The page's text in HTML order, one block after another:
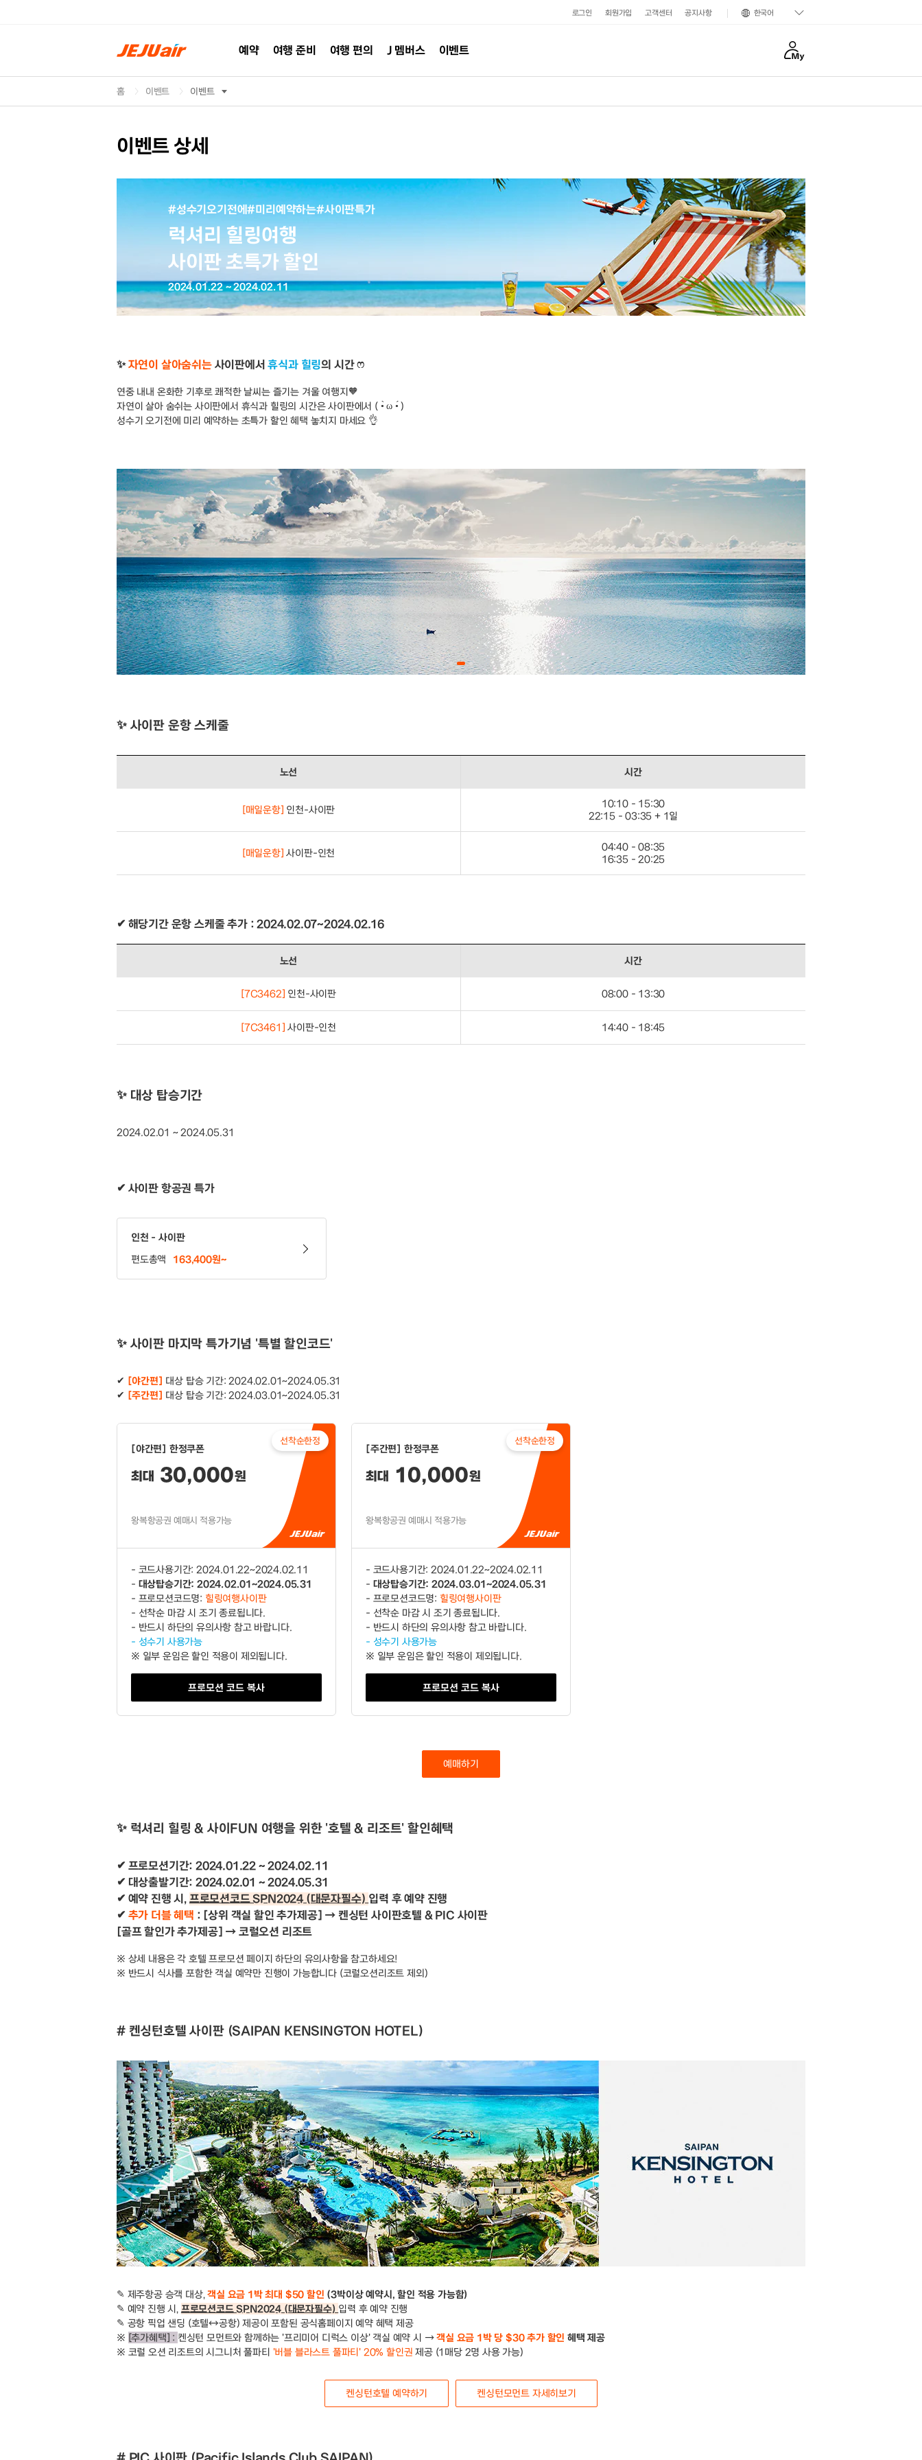
로그인 회원가입 고객센터 공지사항 한국어
예약 여행 준비 여행 편의 J 멤버스 이벤트
홈 이벤트 이벤트
이벤트 상세
#성수기오기전에#미리예약하는#사이판특가
럭셔리 힐링여행
사이판 초특가 할인
2024.01.22 ~ 2024.02.11
✨자연이 살아숨쉬는 사이판에서휴식과 힐링의 시간 ෆ
연중 내내 온화한 기후로 쾌적한 날씨는 즐기는 겨울 여행지🧡
자연이 살아 숨쉬는 사이판에서 휴식과 힐링의 시간은 사이판에서 ( •̀ ω •́ )
성수기 오기전에 미리 예약하는 초특가 할인 혜택 놓치지 마세요 👌
✨ 사이판 운항 스케줄
노선 시간
[매일운항] 인천-사이판
10:10 - 15:30
22:15 - 03:35 + 1일
[매일운항]사이판-인천
04:40 - 08:35
16:35 - 20:25
✔ 해당기간 운항 스케줄 추가 : 2024.02.07~2024.02.16
노선 시간
[7C3462] 인천-사이판 08:00 - 13:30
[7C3461]사이판-인천 14:40 - 18:45
✨ 대상 탑승기간
2024.02.01 ~ 2024.05.31
✔ 사이판 항공권 특가
인천 - 사이판
편도총액
163,400원~
✨ 사이판 마지막 특가기념 '특별 할인코드'
✔ [야간편] 대상 탑승 기간: 2024.02.01~2024.05.31
✔ [주간편] 대상 탑승 기간: 2024.03.01~2024.05.31
[야간편] 한정쿠폰
최대 30,000원
왕복항공권 예매시 적용가능
선착순한정
- 코드사용기간: 2024.01.22~2024.02.11
- 대상탑승기간: 2024.02.01~2024.05.31
- 프로모션코드명: 힐링여행사이판
- 선착순 마감 시 조기 종료됩니다.
- 반드시 하단의 유의사항 참고 바랍니다.
- 성수기 사용가능
※ 일부 운임은 할인 적용이 제외됩니다.
프로모션 코드 복사
[주간편] 한정쿠폰
최대 10,000원
왕복항공권 예매시 적용가능
선착순한정
- 코드사용기간: 2024.01.22~2024.02.11
- 대상탑승기간: 2024.03.01~2024.05.31
- 프로모션코드명: 힐링여행사이판
- 선착순 마감 시 조기 종료됩니다.
- 반드시 하단의 유의사항 참고 바랍니다.
- 성수기 사용가능
※ 일부 운임은 할인 적용이 제외됩니다.
프로모션 코드 복사
예매하기
✨ 럭셔리 힐링 & 사이FUN 여행을 위한 '호텔 & 리조트' 할인혜택
✔ 프로모션기간: 2024.01.22 ~ 2024.02.11
✔ 대상출발기간: 2024.02.01 ~ 2024.05.31
✔ 예약 진행 시, 프로모션코드 SPN2024 (대문자필수) 입력 후 예약 진행
✔ 추가 더블 혜택 : [상위 객실 할인 추가제공] → 켄싱턴 사이판호텔 & PIC 사이판
[골프 할인가 추가제공] → 코럴오션 리조트
※ 상세 내용은 각 호텔 프로모션 페이지 하단의 유의사항을 참고하세요!
※ 반드시 식사를 포함한 객실 예약만 진행이 가능합니다 (코럴오션리조트 제외)
# 켄싱턴호텔 사이판 (SAIPAN KENSINGTON HOTEL)
✎ 제주항공 승객 대상,객실 요금 1박 최대 $50 할인 (3박이상 예약시, 할인 적용 가능함)
✎ 예약 진행 시, 프로모션코드 SPN2024 (대문자필수) 입력 후 예약 진행
✎ 공항 픽업 샌딩 (호텔↔공항) 제공이 포함된 공식홈페이지 예약 혜택 제공
※ [추가혜택] : 켄싱턴 모먼트와 함께하는 '프리미어 디럭스 이상' 객실 예약 시 →객실 요금 1박 당 $30 추가 할인 혜택 제공
※ 코럴 오션 리조트의 시그니처 풀파티 '버블 블라스트 풀파티' 20% 할인권제공 (1매당 2명 사용 가능)
켄싱턴호텔 예약하기 켄싱턴모먼트 자세히보기